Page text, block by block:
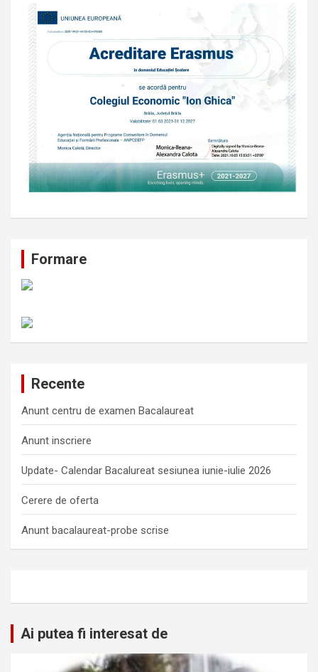
Formare
Recente
Anunt centru de examen Bacalaureat
Anunt inscriere
Update- Calendar Bacalureat sesiunea iunie-iulie 2026
Cerere de oferta
Anunt bacalaureat-probe scrise
Ai putea fi interesat de